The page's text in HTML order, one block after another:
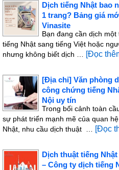
Dịch tiếng Nhật bao
1 trang? Bảng giá
Vinasite
Bạn đang cần dịch một
tiếng Nhật sang tiếng Việt hoặc
nhưng không biết dịch …
[Đọc
[Địa chỉ] Văn phòng
công chứng tiếng
Nội uy tín
Trong bối cảnh toàn
sự phát triển mạnh mẽ của quan
Nhật, nhu cầu dịch thuật …
[Đọc
Dịch thuật tiếng
– Công ty dịch tiếng